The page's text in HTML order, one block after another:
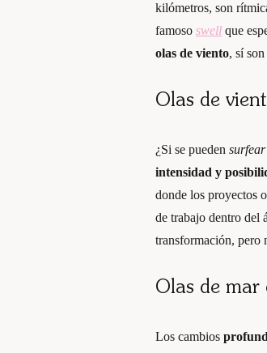
kilómetros, son
famoso swell que
olas de viento, sí
Olas de
¿Si se pueden surfear
intensidad y
donde los proyectos
de trabajo dentro del
transformación, pero
Olas de mar
Los cambios